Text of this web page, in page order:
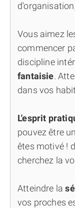
Vous aimez
commencer
discipline
fantaisie.
dans vos
L'esprit
pouvez être
êtes motivé !
cherchez la
Atteindre la
vos proches